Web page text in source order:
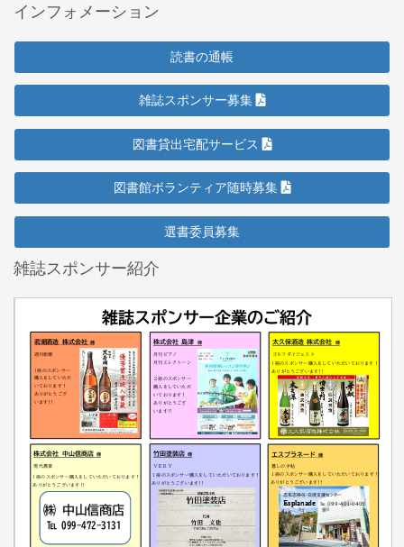
インフォメーション
読書の通帳
雑誌スポンサー募集
図書貸出宅配サービス
図書館ボランティア随時募集
選書委員募集
雑誌スポンサー紹介